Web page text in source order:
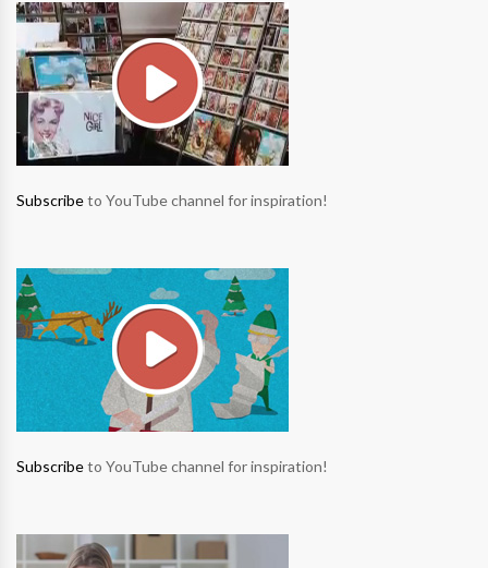
Subscribeto YouTube channel for inspiration!
Subscribeto YouTube channel for inspiration!